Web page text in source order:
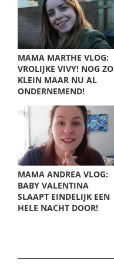
MAMA MARTHE VLOG:
VROLIJKE VIVY! NOG ZO
KLEIN MAAR NU AL
ONDERNEMEND!
MAMA ANDREA VLOG:
BABY VALENTINA
SLAAPT EINDELIJK EEN
HELE NACHT DOOR!